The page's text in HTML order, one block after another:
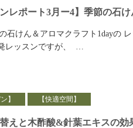
ンレポート3月ー4】季節の石
石けん＆アロマクラフト1dayの
レッスンですが、 …
】 【快適空間】
えと木酢酸&針葉エキスの効